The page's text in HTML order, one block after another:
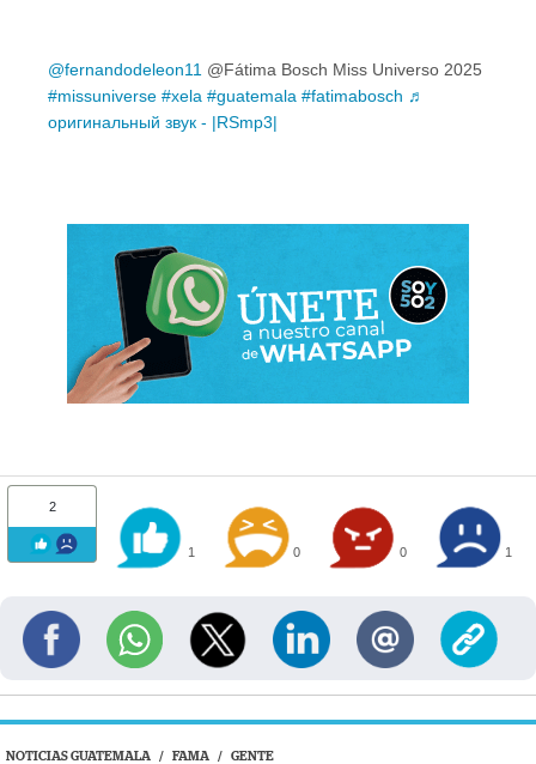
@fernandodeleon11 @Fátima Bosch Miss Universo 2025
#missuniverse #xela #guatemala #fatimabosch ♬
оригинальный звук - |RSmp3|
2
1 0 0 1
NOTICIAS GUATEMALA / FAMA / GENTE